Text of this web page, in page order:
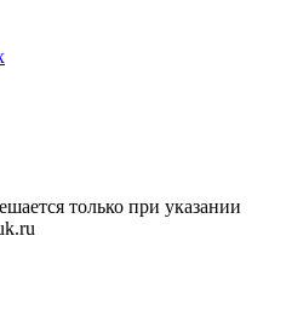
только при указании